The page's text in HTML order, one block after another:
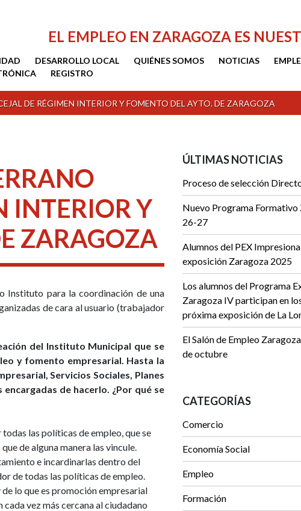
EL EMPLEO EN ZARAGOZA ES
DESARROLLO LOCAL QUIÉNES SOMOS NOTICIAS
REGISTRO
DE RÉGIMEN INTERIOR Y FOMENTO DEL AYTO. DE ZARAGOZA
INTERIOR Y
ZARAGOZA
Instituto para la coordinación de una
de cara al usuario (trabajador
del Instituto Municipal que se
y fomento empresarial. Hasta la
Servicios Sociales, Planes
de hacerlo. ¿Por qué se
las políticas de empleo, que se
de alguna manera las vincule.
e incardinarlas dentro del
de todas las políticas de empleo.
lo que es promoción empresarial
vez más cercana al ciudadano
ÚLTIMAS NOTICIAS
Proceso de selección
Nuevo Programa
26-27
Alumnos del PEX
exposición Zaragoza 2025
Los alumnos del Programa
Zaragoza IV participan en
próxima exposición de La
El Salón de Empleo
de octubre
CATEGORÍAS
Comercio
Economía Social
Empleo
Formación